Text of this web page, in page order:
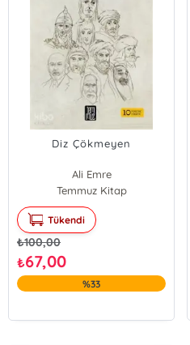
Diz Çökmeyen
Ali Emre
Temmuz Kitap
Tükendi
₺100,00
₺67,00
%33